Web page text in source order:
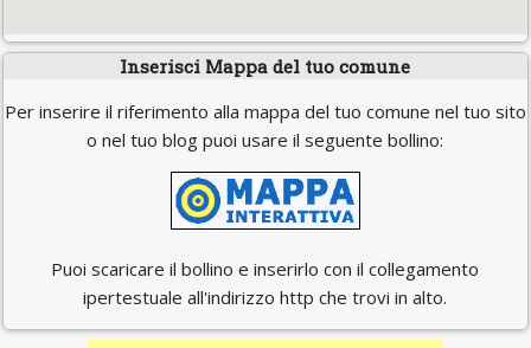
Inserisci Mappa del tuo comune
Per inserire il riferimento alla mappa del tuo comune nel tuo sito
o nel tuo blog puoi usare il seguente bollino:
Puoi scaricare il bollino e inserirlo con il collegamento
ipertestuale all'indirizzo http che trovi in alto.